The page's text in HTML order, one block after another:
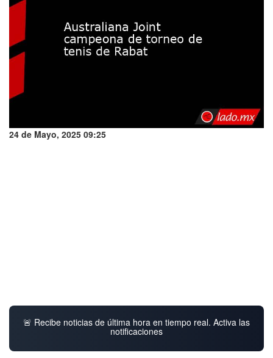
24 de Mayo, 2025 09:25
🚨 Recibe noticias de última hora en tiempo real. Activa las
notificaciones